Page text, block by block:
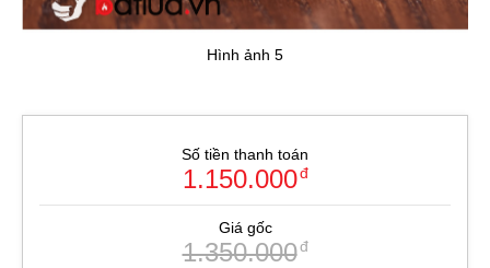
Hình ảnh 5
Số tiền thanh toán
1.150.000đ
Giá gốc
1.350.000đ